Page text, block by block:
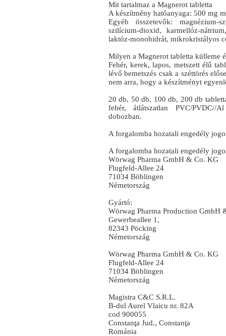
Mit tartalmaz a Magnerot tabletta
A készítmény hatóanyaga: 500 mg
Egyéb összetevők: magnézium-
szilícium-dioxid, karmellóz-
laktóz-monohidrát, mikrokristályos
Milyen a Magnerot tabletta külleme
Fehér, kerek, lapos, metszett élű
lévő bemetszés csak a széttörés
nem arra, hogy a készítményt
20 db, 50 db, 100 db, 200 db
fehér, átlátszatlan PVC/PVDC//
dobozban.
A forgalomba hozatali engedély
A forgalomba hozatali engedély
Wörwag Pharma GmbH & Co. KG
Flugfeld-Allee 24
71034 Böblingen
Németország
Gyártó:
Wörwag Pharma Production GmbH
Gewerbeallee 1,
82343 Pöcking
Németország
Wörwag Pharma GmbH & Co. KG
Flugfeld-Allee 24
71034 Böblingen
Németország
Magistra C&C S.R.L.
B-dul Aurel Vlaicu nr. 82A
cod 900055
Constanţa Jud., Constanţa
Románia